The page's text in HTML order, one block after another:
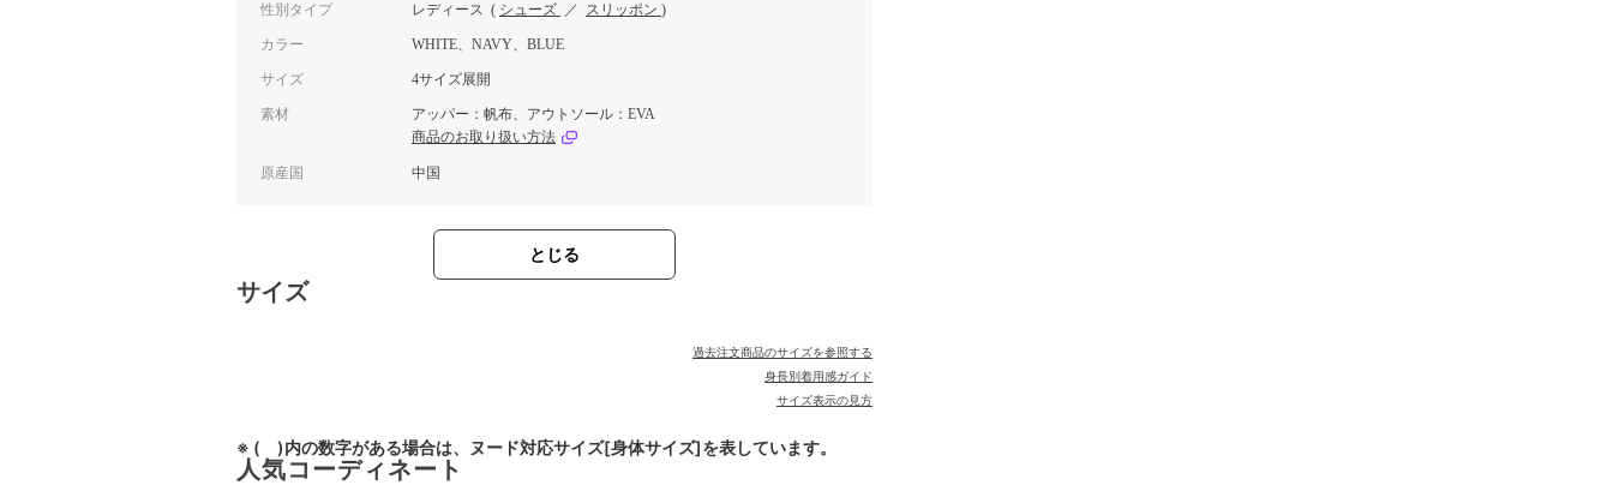
性別タイプ レディース ( シューズ ／ スリッポン )
カラー WHITE、NAVY、BLUE
サイズ 4サイズ展開
素材
アッパー：帆布、アウトソール：EVA
商品のお取り扱い方法
原産国 中国
とじる
サイズ
過去注文商品のサイズを参照する
身長別着用感ガイド
サイズ表示の見方
※ ( )内の数字がある場合は、ヌード対応サイズ[身体サイズ]を表しています。
人気コーディネート